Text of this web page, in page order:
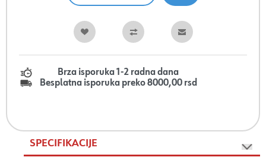
Brza isporuka 1-2 radna dana
Besplatna isporuka preko 8000,00 rsd
SPECIFIKACIJE